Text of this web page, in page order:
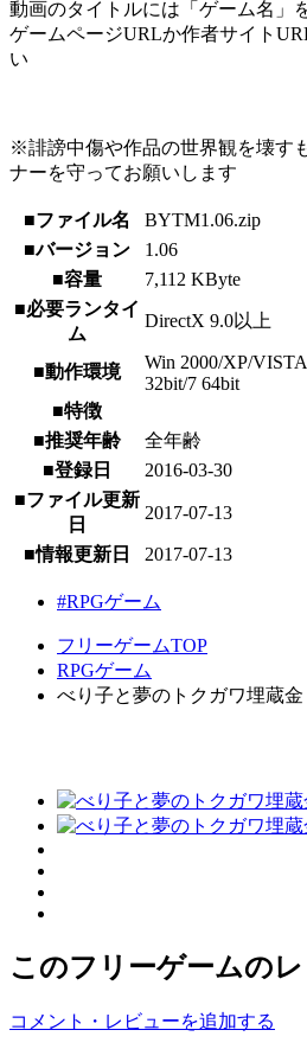
動画のタイトルには「ゲーム名」
ゲームページURLか作者サイト
い
※誹謗中傷や作品の世界観を壊す
ナーを守ってお願いします
■ファイル名
BYTM1.06.zip
■バージョン
1.06
■容量
7,112 KByte
■必要ランタイ
ム
DirectX 9.0以上
■動作環境
Win 2000/XP/
32bit/7 64bit
■特徴
■推奨年齢
全年齢
■登録日
2016-03-30
■ファイル更新
日
2017-07-13
■情報更新日 2017-07-13
#RPGゲーム
フリーゲームTOP
RPGゲーム
べり子と夢のトクガワ埋蔵金
このフリーゲームの
コメント・レビューを追加する